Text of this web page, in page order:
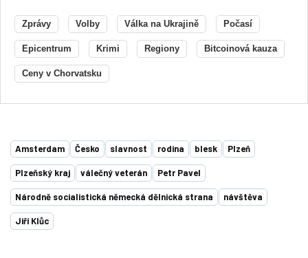
Zprávy Volby Válka na Ukrajině Počasí
Epicentrum Krimi Regiony Bitcoinová kauza
Ceny v Chorvatsku
Amsterdam Česko slavnost rodina blesk Plzeň
Plzeňský kraj válečný veterán Petr Pavel
Národně socialistická německá dělnická strana návštěva
Jiří Klůc